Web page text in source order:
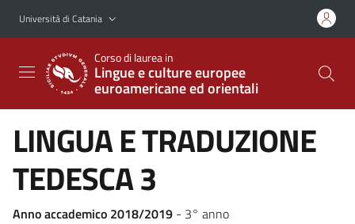
Vai al contenuto principale
Vai al menu di navigazione
Università di Catania
Corso di laurea in
Lingue e culture europee
euroamericane ed orientali
LINGUA E TRADUZIONE
TEDESCA 3
Anno accademico 2018/2019 - 3° anno